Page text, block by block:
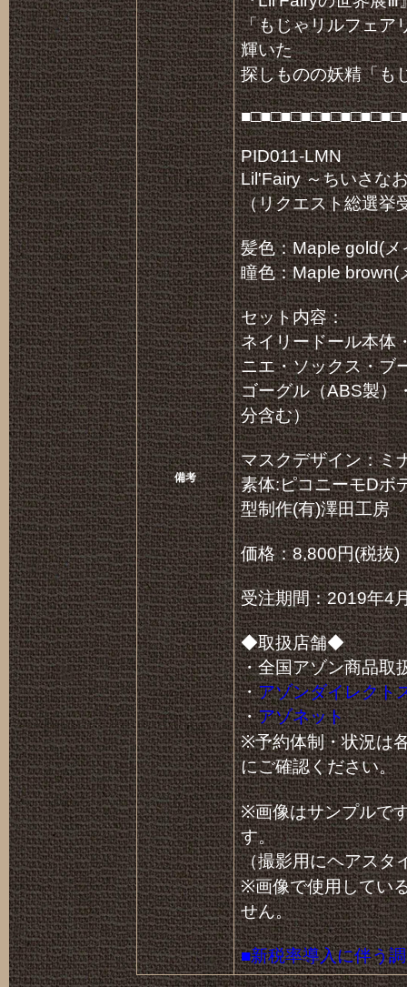
備考
「もじゃリルフェア
輝いた
探しものの妖精「も
PID011-LMN
Lil'Fairy ～ちいさな
（リクエスト総選挙
髪色：Maple gold(
瞳色：Maple brown(
セット内容：
ネイリードール本体
ニエ・ソックス・ブ
ゴーグル（ABS製）
分含む）
マスクデザイン：ミ
素体:ピコニーモDボ
型制作(有)澤田工房
価格：8,800円(税抜)
受注期間：2019年4
◆取扱店舗◆
・全国アゾン商品取
・アゾンダイレクト
・アゾネット
※予約体制・状況は
にご確認ください。
※画像はサンプルで
す。
（撮影用にヘアスタ
※画像で使用してい
せん。
■新税率導入に伴う